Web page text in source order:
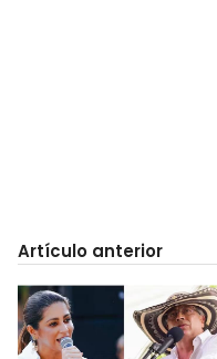
Artículo anterior